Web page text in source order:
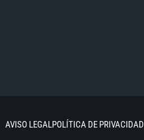
AVISO LEGALPOLÍTICA DE PRIVACIDAD